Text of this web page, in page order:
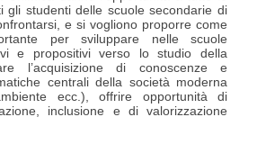
gli studenti delle scuole secondarie di
e si vogliono proporre come
per sviluppare nelle scuole
e propositivi verso lo studio della
l’acquisizione di conoscenze e
centrali della società moderna
ecc.), offrire opportunità di
inclusione e di valorizzazione